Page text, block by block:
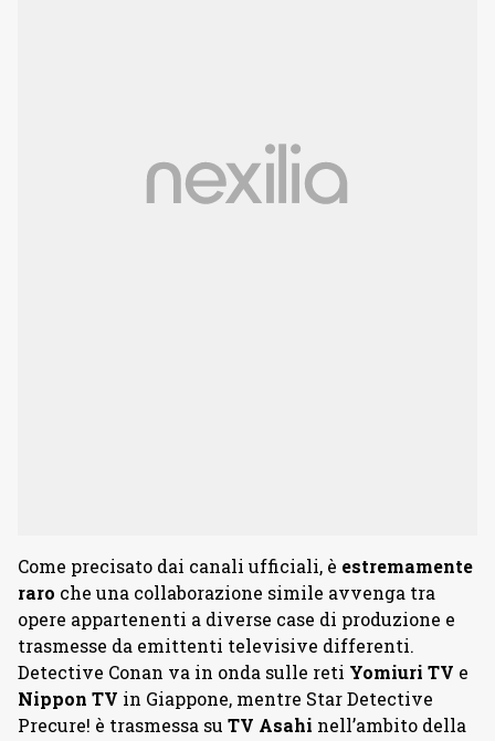
Come precisato dai canali ufficiali, è estremamente
raro che una collaborazione simile avvenga tra
opere appartenenti a diverse case di produzione e
trasmesse da emittenti televisive differenti.
Detective Conan va in onda sulle reti Yomiuri TV e
Nippon TV in Giappone, mentre Star Detective
Precure! è trasmessa su TV Asahi nell’ambito della